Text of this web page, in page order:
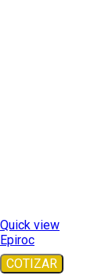
Quick view
Epiroc
COTIZAR